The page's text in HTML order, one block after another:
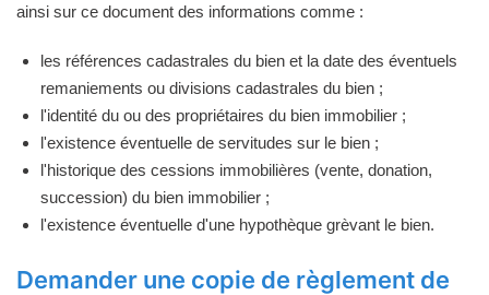
ainsi sur ce document des informations comme :
les références cadastrales du bien et la date des éventuels
remaniements ou divisions cadastrales du bien ;
l'identité du ou des propriétaires du bien immobilier ;
l'existence éventuelle de servitudes sur le bien ;
l'historique des cessions immobilières (vente, donation,
succession) du bien immobilier ;
l'existence éventuelle d'une hypothèque grèvant le bien.
Demander une copie de règlement de